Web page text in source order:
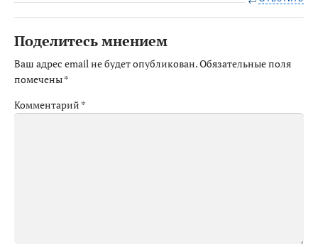
Поделитесь мнением
Ваш адрес email не будет опубликован.Обязательные поля
помечены*
Комментарий *